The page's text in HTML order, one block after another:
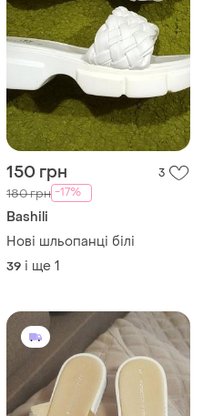
150 грн 3
180 грн -17%
Bashili
Нові шльопанці білі
39 і ще 1